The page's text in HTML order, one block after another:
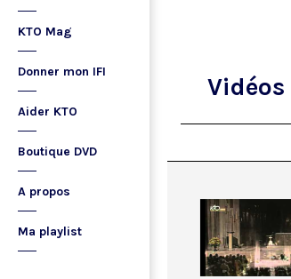
KTO Mag
Donner mon IFI
Aider KTO
Boutique DVD
A propos
Ma playlist
Vidéos